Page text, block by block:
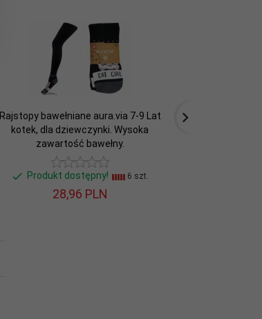
Rajstopy bawełniane aura.via 7-9 Lat
kotek, dla dziewczynki. Wysoka
zawartość bawełny.
Produkt dostępny! 6 szt.
28,96 PLN
Rajstopy